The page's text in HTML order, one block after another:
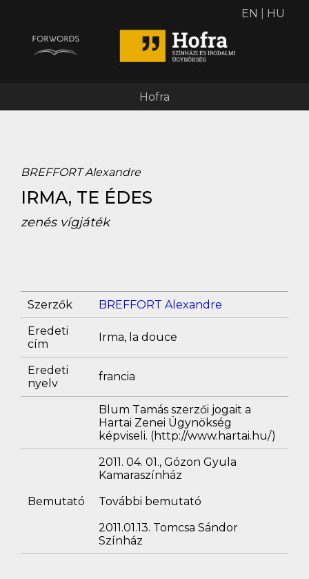
Hofra
EN HU
BREFFORT Alexandre
IRMA, TE ÉDES
zenés vígjáték
Szerzők
BREFFORT Alexandre
Eredeti
cím
Irma, la douce
Eredeti
nyelv
francia
Blum Tamás szerzői jogait a
Hartai Zenei Ügynökség
képviseli. (http://www.hartai.hu/)
Bemutató
2011. 04. 01., Gózon Gyula
Kamaraszínház
További bemutató
2011.01.13. Tomcsa Sándor
Színház